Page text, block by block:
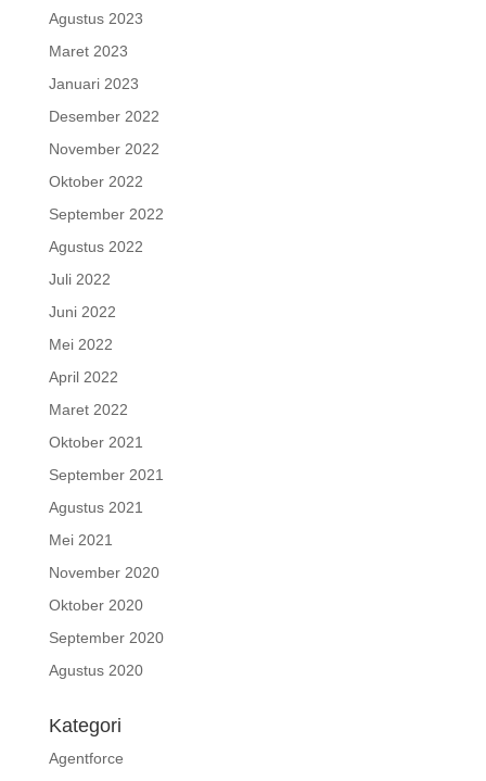
Agustus 2023
Maret 2023
Januari 2023
Desember 2022
November 2022
Oktober 2022
September 2022
Agustus 2022
Juli 2022
Juni 2022
Mei 2022
April 2022
Maret 2022
Oktober 2021
September 2021
Agustus 2021
Mei 2021
November 2020
Oktober 2020
September 2020
Agustus 2020
Kategori
Agentforce